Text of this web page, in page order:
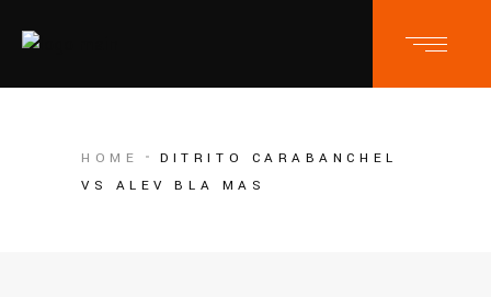
HOME
DITRITO CARABANCHEL
VS ALEV BLA MAS